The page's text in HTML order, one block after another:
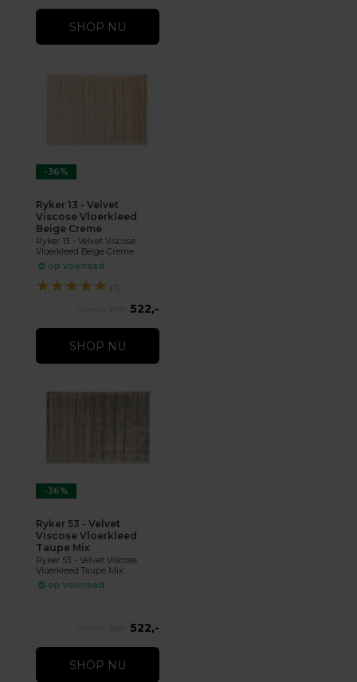
SHOP NU
-36%
Ryker 13 - Velvet
Viscose Vloerkleed
Beige Creme
Ryker 13 - Velvet Viscose
Vloerkleed Beige Creme
op voorraad
★★★★★ (1)
522,-
SHOP NU
-36%
Ryker 53 - Velvet
Viscose Vloerkleed
Taupe Mix
Ryker 53 - Velvet Viscose
Vloerkleed Taupe Mix
op voorraad
522,-
SHOP NU